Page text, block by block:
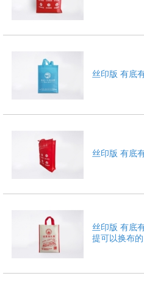
丝印版 有底
丝印版 有底
丝印版 有底
提可以换布的